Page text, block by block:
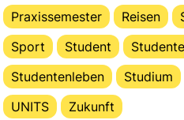
Praxissemester
Reisen
Sport
Student
Studentenleben
Studium
UNITS
Zukunft